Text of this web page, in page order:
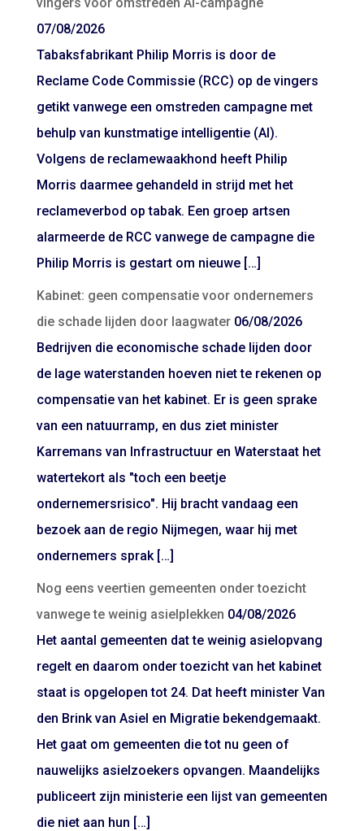
07/08/2026
Tabaksfabrikant Philip Morris is door de
Reclame Code Commissie (RCC) op de vingers
getikt vanwege een omstreden campagne met
behulp van kunstmatige intelligentie (AI).
Volgens de reclamewaakhond heeft Philip
Morris daarmee gehandeld in strijd met het
reclameverbod op tabak. Een groep artsen
alarmeerde de RCC vanwege de campagne die
Philip Morris is gestart om nieuwe […]
Kabinet: geen compensatie voor ondernemers
die schade lijden door laagwater 06/08/2026
Bedrijven die economische schade lijden door
de lage waterstanden hoeven niet te rekenen op
compensatie van het kabinet. Er is geen sprake
van een natuurramp, en dus ziet minister
Karremans van Infrastructuur en Waterstaat het
watertekort als "toch een beetje
ondernemersrisico". Hij bracht vandaag een
bezoek aan de regio Nijmegen, waar hij met
ondernemers sprak […]
Nog eens veertien gemeenten onder toezicht
vanwege te weinig asielplekken 04/08/2026
Het aantal gemeenten dat te weinig asielopvang
regelt en daarom onder toezicht van het kabinet
staat is opgelopen tot 24. Dat heeft minister Van
den Brink van Asiel en Migratie bekendgemaakt.
Het gaat om gemeenten die tot nu geen of
nauwelijks asielzoekers opvangen. Maandelijks
publiceert zijn ministerie een lijst van gemeenten
die niet aan hun […]